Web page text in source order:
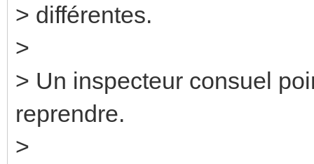
> différentes.
>
> Un inspecteur consuel
reprendre.
>